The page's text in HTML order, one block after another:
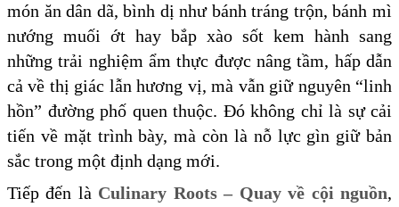
món ăn dân dã, bình dị như bánh tráng trộn, bánh mì
nướng muối ớt hay bắp xào sốt kem hành sang
những trải nghiệm ẩm thực được nâng tầm, hấp dẫn
cả về thị giác lẫn hương vị, mà vẫn giữ nguyên “linh
hồn” đường phố quen thuộc. Đó không chỉ là sự cải
tiến về mặt trình bày, mà còn là nỗ lực gìn giữ bản
sắc trong một định dạng mới.
Tiếp đến là Culinary Roots – Quay về cội nguồn,